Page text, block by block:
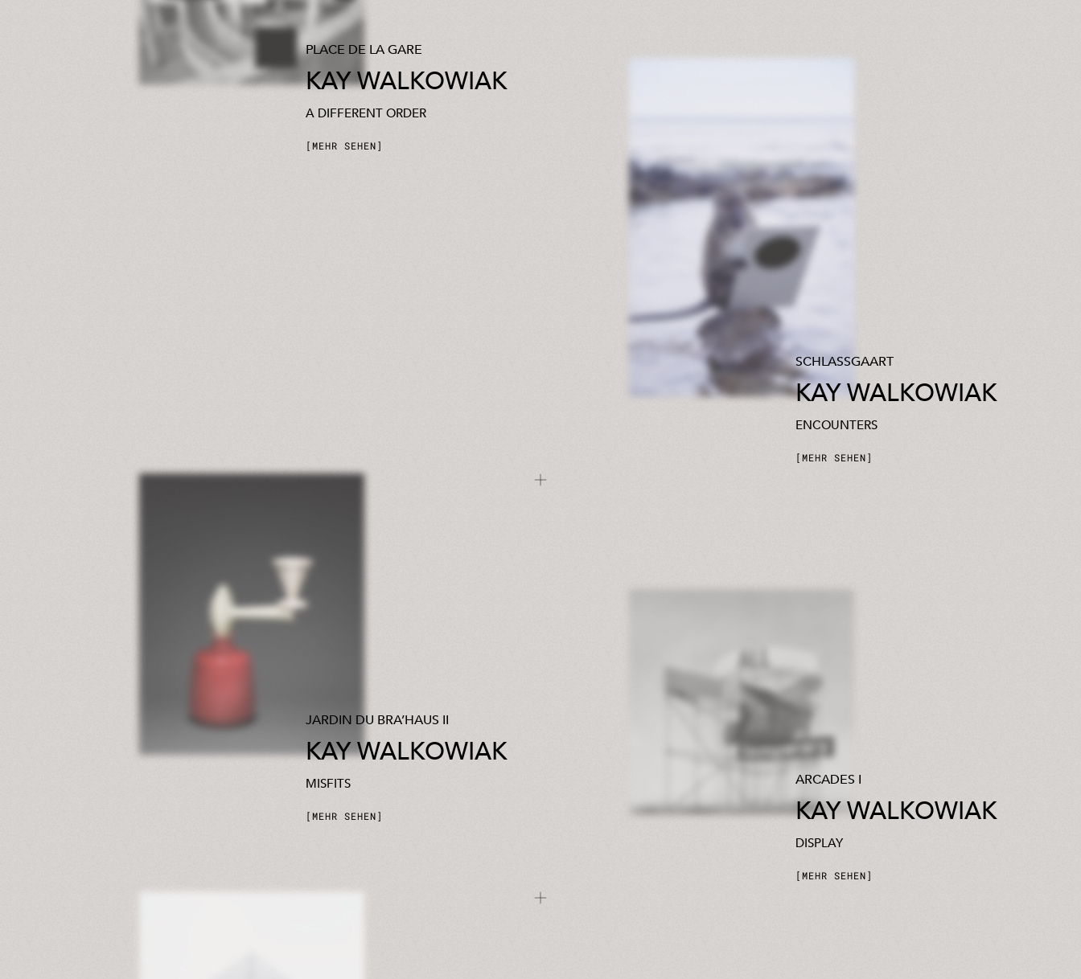
PLACE DE LA GARE
KAY WALKOWIAK
A DIFFERENT ORDER
MEHR SEHEN
SCHLASSGAART
KAY WALKOWIAK
ENCOUNTERS
MEHR SEHEN
JARDIN DU BRA’HAUS II
KAY WALKOWIAK
MISFITS
MEHR SEHEN
ARCADES I
KAY WALKOWIAK
DISPLAY
MEHR SEHEN